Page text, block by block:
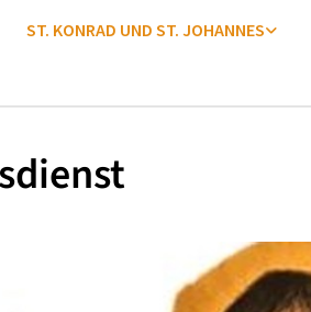
ST. KONRAD UND ST. JOHANNES